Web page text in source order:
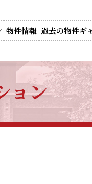
物件情報 過去の物件ギ
ョン